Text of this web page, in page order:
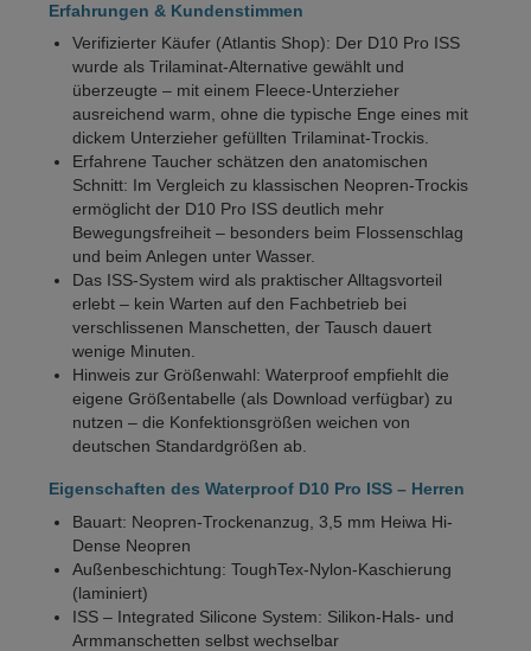
Erfahrungen & Kundenstimmen
Verifizierter Käufer (Atlantis Shop): Der D10 Pro ISS
wurde als Trilaminat-Alternative gewählt und
überzeugte – mit einem Fleece-Unterzieher
ausreichend warm, ohne die typische Enge eines mit
dickem Unterzieher gefüllten Trilaminat-Trockis.
Erfahrene Taucher schätzen den anatomischen
Schnitt: Im Vergleich zu klassischen Neopren-Trockis
ermöglicht der D10 Pro ISS deutlich mehr
Bewegungsfreiheit – besonders beim Flossenschlag
und beim Anlegen unter Wasser.
Das ISS-System wird als praktischer Alltagsvorteil
erlebt – kein Warten auf den Fachbetrieb bei
verschlissenen Manschetten, der Tausch dauert
wenige Minuten.
Hinweis zur Größenwahl: Waterproof empfiehlt die
eigene Größentabelle (als Download verfügbar) zu
nutzen – die Konfektionsgrößen weichen von
deutschen Standardgrößen ab.
Eigenschaften des Waterproof D10 Pro ISS – Herren
Bauart: Neopren-Trockenanzug, 3,5 mm Heiwa Hi-
Dense Neopren
Außenbeschichtung: ToughTex-Nylon-Kaschierung
(laminiert)
ISS – Integrated Silicone System: Silikon-Hals- und
Armmanschetten selbst wechselbar